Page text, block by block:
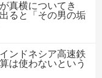
真横についてき
ると「その男の垢
ンドネシア高速鉄
は使わないという